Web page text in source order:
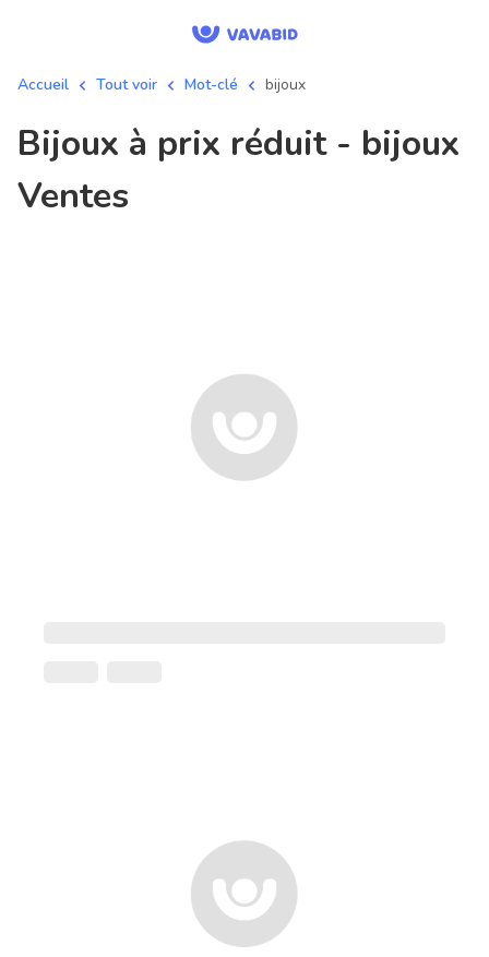
Accueil Tout voir Mot-clé bijoux
bijoux à prix réduit - bijoux
Ventes